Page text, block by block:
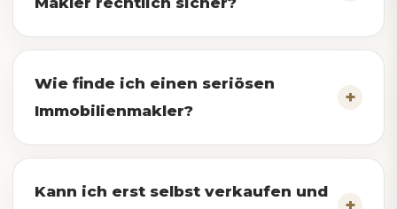
Wie finde ich einen seriösen
Immobilienmakler?
Kann ich erst selbst verkaufen und